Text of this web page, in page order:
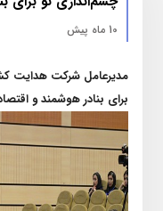
10 ماه پیش
مدیرعامل شرکت هدایت
برای بنادر هوشمند و